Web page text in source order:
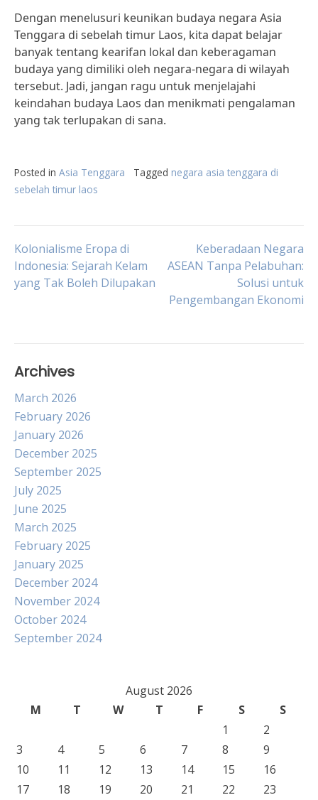
Dengan menelusuri keunikan budaya negara Asia
Tenggara di sebelah timur Laos, kita dapat belajar
banyak tentang kearifan lokal dan keberagaman
budaya yang dimiliki oleh negara-negara di wilayah
tersebut. Jadi, jangan ragu untuk menjelajahi
keindahan budaya Laos dan menikmati pengalaman
yang tak terlupakan di sana.
Posted in Asia Tenggara Tagged negara asia tenggara di
sebelah timur laos
Post
navigation
Kolonialisme Eropa di
Indonesia: Sejarah Kelam
yang Tak Boleh Dilupakan
Keberadaan Negara
ASEAN Tanpa Pelabuhan:
Solusi untuk
Pengembangan Ekonomi
Archives
March 2026
February 2026
January 2026
December 2025
September 2025
July 2025
June 2025
March 2025
February 2025
January 2025
December 2024
November 2024
October 2024
September 2024
August 2026
M
T W T F S
S
1
2
3
4 5 6 7 8
9
10
11 12 13 14 15
16
17
18 19 20 21 22 23